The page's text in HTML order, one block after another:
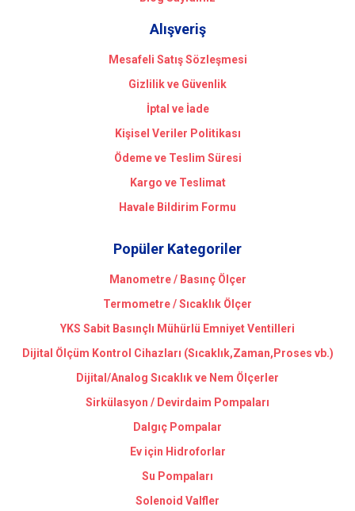
Alışveriş
Mesafeli Satış Sözleşmesi
Gizlilik ve Güvenlik
İptal ve İade
Kişisel Veriler Politikası
Ödeme ve Teslim Süresi
Kargo ve Teslimat
Havale Bildirim Formu
Popüler Kategoriler
Manometre / Basınç Ölçer
Termometre / Sıcaklık Ölçer
YKS Sabit Basınçlı Mühürlü Emniyet Ventilleri
Dijital Ölçüm Kontrol Cihazları (Sıcaklık,Zaman,Proses vb.)
Dijital/Analog Sıcaklık ve Nem Ölçerler
Sirkülasyon / Devirdaim Pompaları
Dalgıç Pompalar
Ev için Hidroforlar
Su Pompaları
Solenoid Valfler